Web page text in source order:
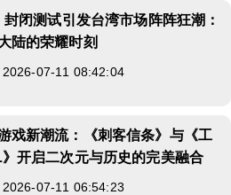
封闭测试引发台湾市场阵阵狂潮：
陆的荣耀时刻
2026-07-11 08:42:04
戏新潮流：《刺客信条》与《工
》开启二次元与历史的完美融合
2026-07-11 06:54:23